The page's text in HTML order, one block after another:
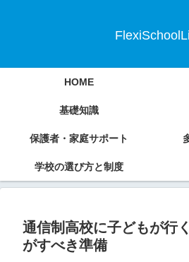
HOME
基礎知識
保護者・家庭サポート
学校の選び方と制度
通信制高校に子どもが行
がすべき準備